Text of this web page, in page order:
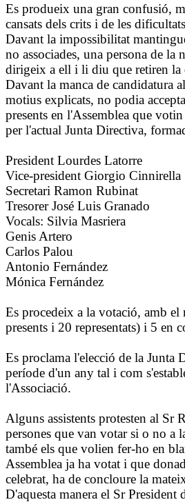
Es produeix una gran confusió,
cansats dels crits i de les
Davant la impossibilitat
no associades, una persona de la
dirigeix a ell i li diu que retiren la
Davant la manca de candidatura
motius explicats, no podia
presents en l'Assemblea que
per l'actual Junta Directiva,
President Lourdes Latorre
Vice-president Giorgio Cinnirella
Secretari Ramon Rubinat
Tresorer José Luis Granado
Vocals: Silvia Masriera
Genis Artero
Carlos Palou
Antonio Fernández
Mónica Fernández
Es procedeix a la votació, amb el
presents i 20 representats) i 5 en
Es proclama l'elecció de la Junta
període d'un any tal i com
l'Associació.
Alguns assistents protesten al Sr
persones que van votar si o no a
també els que volien fer-ho en
Assemblea ja ha votat i que
celebrat, ha de concloure la
D'aquesta manera el Sr